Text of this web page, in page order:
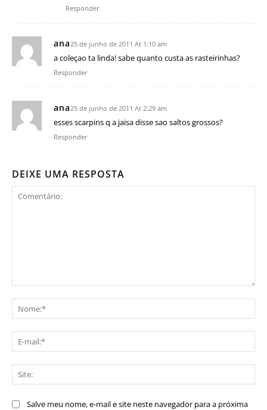
Responder
ana25 de junho de 2011 At 1:10 am
a coleçao ta linda! sabe quanto custa as rasteirinhas?
Responder
ana25 de junho de 2011 At 2:29 am
esses scarpins q a jaisa disse sao saltos grossos?
Responder
DEIXE UMA RESPOSTA
Salve meu nome, e-mail e site neste navegador para a próxima